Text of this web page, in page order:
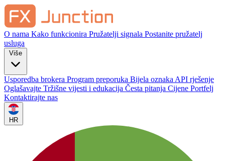
O nama Kako funkcionira Pružatelji signala Postanite pružatelj
usluga
Usporedba brokera Program preporuka Bijela oznaka API rješenje
Oglašavajte Tržišne vijesti i edukacija Česta pitanja Cijene Portfelj
Kontaktirajte nas
HR